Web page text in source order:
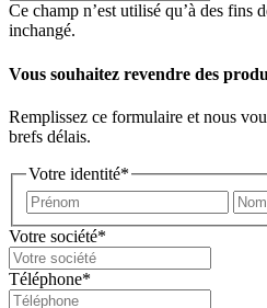
Ce champ n’est utilisé qu’à des fins
inchangé.
Vous souhaitez revendre des
Remplissez ce formulaire et nous
brefs délais.
Votre identité*
Votre société*
Téléphone*